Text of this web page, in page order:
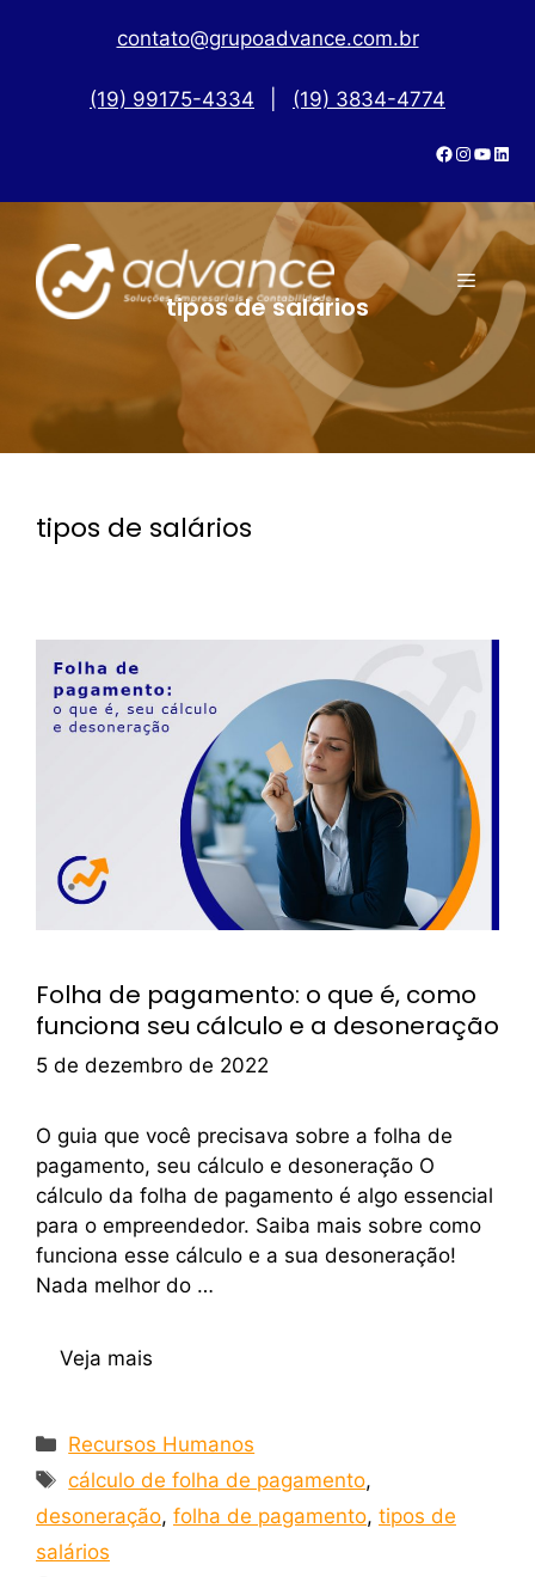
contato@grupoadvance.com.br
(19) 99175-4334 (19) 3834-4774
tipos de salários
tipos de salários
Folha de pagamento: o que é, como
funciona seu cálculo e a desoneração
5 de dezembro de 2022
O guia que você precisava sobre a folha de
pagamento, seu cálculo e desoneração O
cálculo da folha de pagamento é algo essencial
para o empreendedor. Saiba mais sobre como
funciona esse cálculo e a sua desoneração!
Nada melhor do …
Veja mais
Recursos Humanos
cálculo de folha de pagamento,
desoneração, folha de pagamento, tipos de
salários